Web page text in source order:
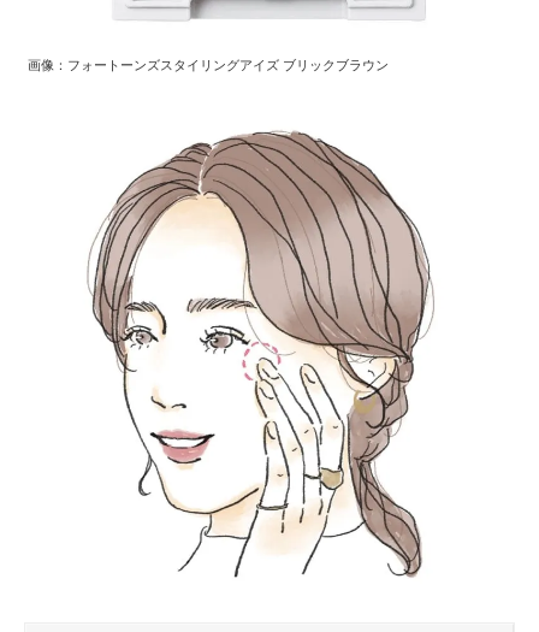
画像：フォートーンズスタイリングアイズ ブリックブラウン